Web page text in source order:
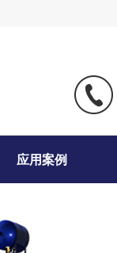
应用案例